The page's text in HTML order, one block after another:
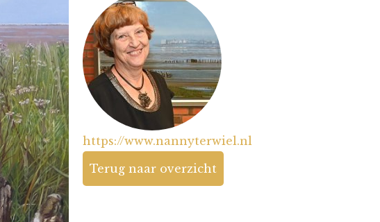
https://www.nannyterwiel.nl
Terug naar overzicht